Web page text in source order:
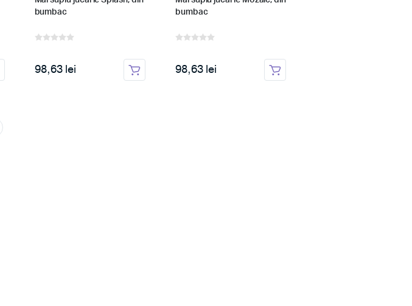
bumbac
98,63 lei
bumbac
98,63 lei